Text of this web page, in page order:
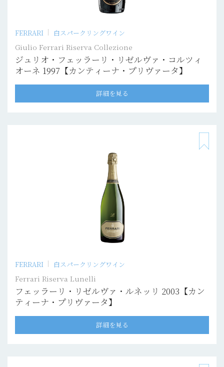
FERRARI 白スパークリングワイン
Giulio Ferrari Riserva Collezione
ジュリオ・フェッラーリ・リゼルヴァ・コルツィ
オーネ 1997【カンティーナ・プリヴァータ】
詳細を見る
FERRARI 白スパークリングワイン
Ferrari Riserva Lunelli
フェッラーリ・リゼルヴァ・ルネッリ 2003【カン
ティーナ・プリヴァータ】
詳細を見る